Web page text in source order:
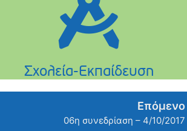
Επόμενο
06η συνεδρίαση – 4/10/2017